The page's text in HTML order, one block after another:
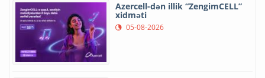
Azercell-dən illik “ZengimCELL”
xidməti
05-08-2026